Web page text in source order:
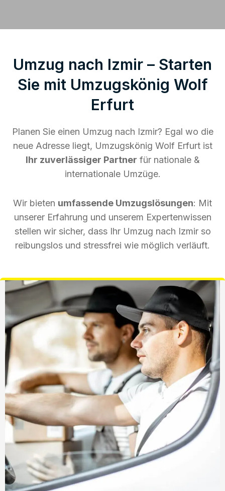
Umzug nach Izmir – Starten
Sie mit Umzugskönig Wolf
Erfurt
Planen Sie einen Umzug nach Izmir? Egal wo die
neue Adresse liegt, Umzugskönig Wolf Erfurt ist
Ihr zuverlässiger Partner für nationale &
internationale Umzüge.
Wir bieten umfassende Umzugslösungen: Mit
unserer Erfahrung und unserem Expertenwissen
stellen wir sicher, dass Ihr Umzug nach Izmir so
reibungslos und stressfrei wie möglich verläuft.